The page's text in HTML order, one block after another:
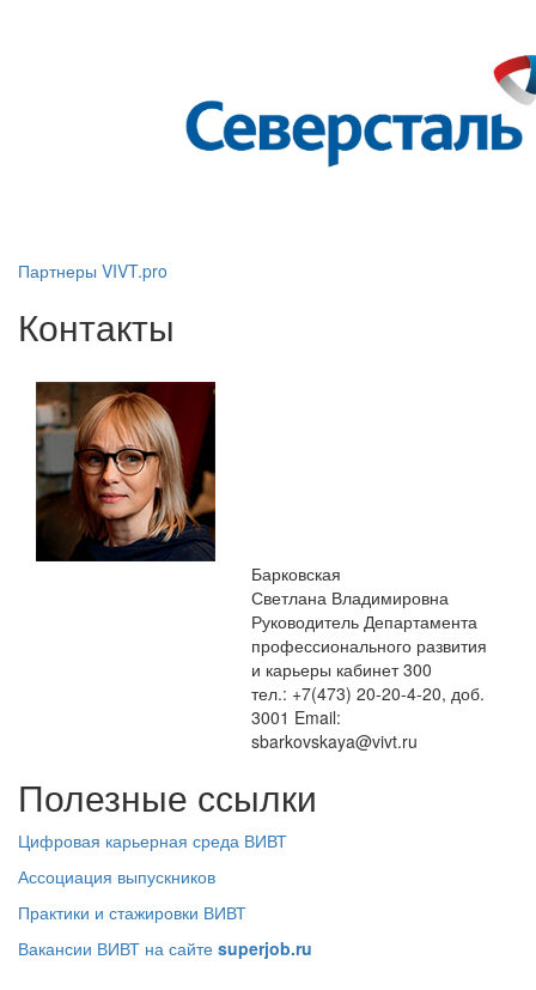
Партнеры VIVT.pro
Контакты
Барковская
Светлана Владимировна
Руководитель Департамента
профессионального развития
и карьеры кабинет 300
тел.: +7(473) 20-20-4-20, доб.
3001 Email:
sbarkovskaya@vivt.ru
Полезные ссылки
Цифровая карьерная среда ВИВТ
Ассоциация выпускников
Практики и стажировки ВИВТ
Вакансии ВИВТ на сайте superjob.ru